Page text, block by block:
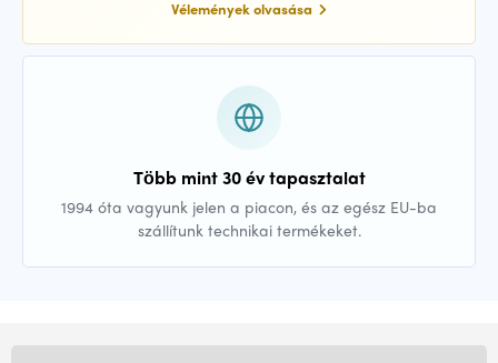
Vélemények olvasása
Több mint 30 év tapasztalat
1994 óta vagyunk jelen a piacon, és az egész EU-ba
szállítunk technikai termékeket.